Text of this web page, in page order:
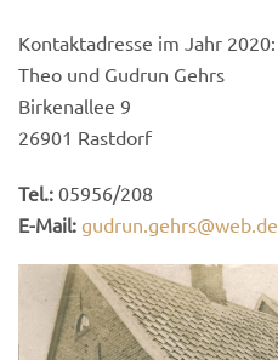
Kontaktadresse im Jahr 2020:
Theo und Gudrun Gehrs
Birkenallee 9
26901 Rastdorf
Tel.: 05956/208
E-Mail: gudrun.gehrs@web.de